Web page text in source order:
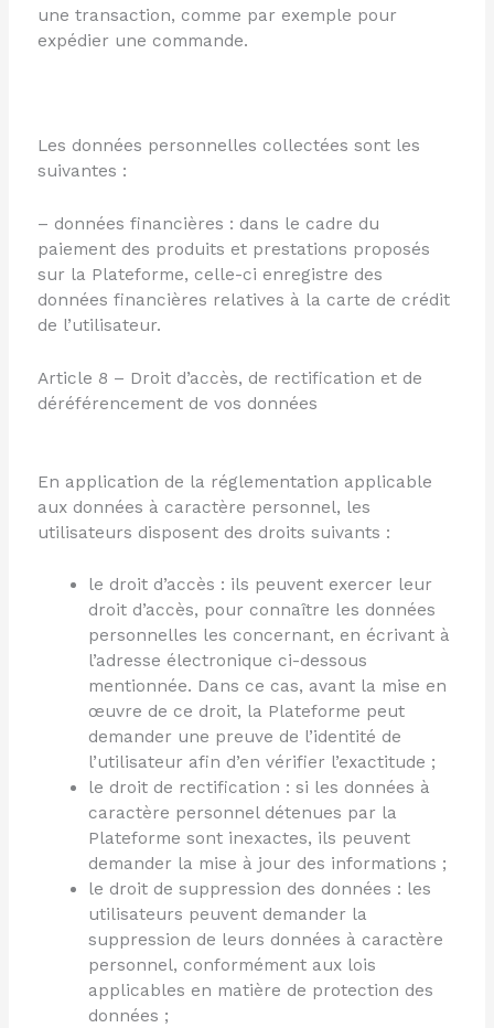
une transaction, comme par exemple pour
expédier une commande.
Les données personnelles collectées sont les
suivantes :
– données financières : dans le cadre du
paiement des produits et prestations proposés
sur la Plateforme, celle-ci enregistre des
données financières relatives à la carte de crédit
de l’utilisateur.
Article 8 – Droit d’accès, de rectification et de
déréférencement de vos données
En application de la réglementation applicable
aux données à caractère personnel, les
utilisateurs disposent des droits suivants :
le droit d’accès : ils peuvent exercer leur
droit d’accès, pour connaître les données
personnelles les concernant, en écrivant à
l’adresse électronique ci-dessous
mentionnée. Dans ce cas, avant la mise en
œuvre de ce droit, la Plateforme peut
demander une preuve de l’identité de
l’utilisateur afin d’en vérifier l’exactitude ;
le droit de rectification : si les données à
caractère personnel détenues par la
Plateforme sont inexactes, ils peuvent
demander la mise à jour des informations ;
le droit de suppression des données : les
utilisateurs peuvent demander la
suppression de leurs données à caractère
personnel, conformément aux lois
applicables en matière de protection des
données ;